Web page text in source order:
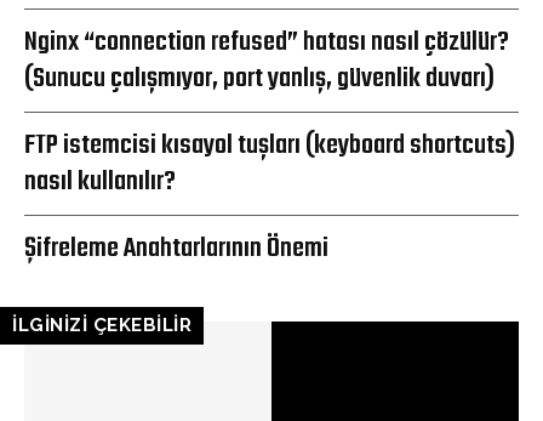
Nginx “connection refused” hatası nasıl çözülür?
(Sunucu çalışmıyor, port yanlış, güvenlik duvarı)
FTP istemcisi kısayol tuşları (keyboard shortcuts)
nasıl kullanılır?
Şifreleme Anahtarlarının Önemi
İLGİNİZİ ÇEKEBİLİR